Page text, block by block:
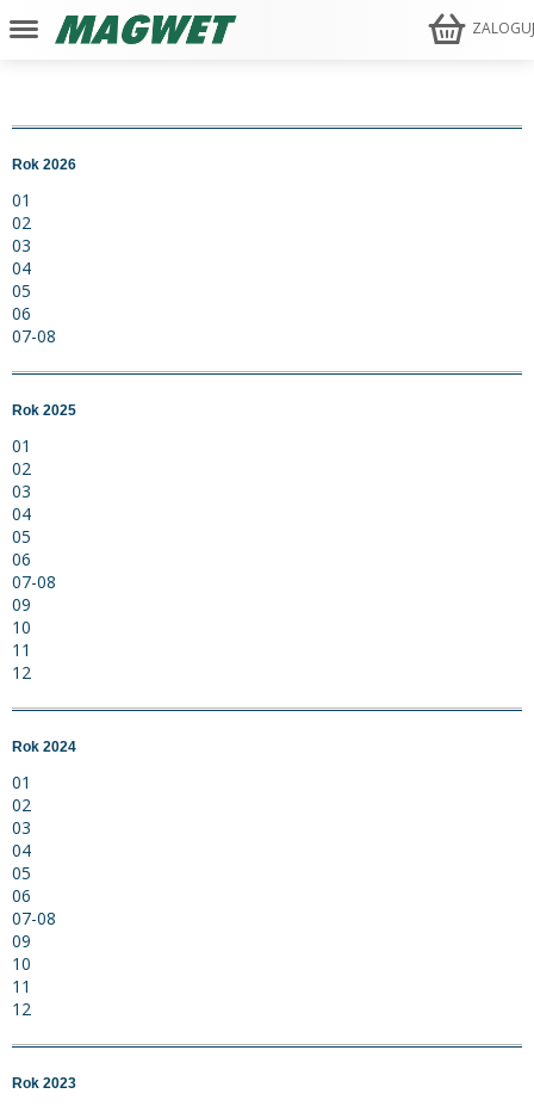
Rok 2026
01
02
03
04
05
06
07-08
Rok 2025
01
02
03
04
05
06
07-08
09
10
11
12
Rok 2024
01
02
03
04
05
06
07-08
09
10
11
12
Rok 2023